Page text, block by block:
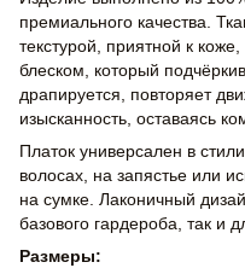
премиального качества.
текстурой, приятной к
блеском, который
драпируется, повторяет
изысканность, оставаясь
Платок универсален в
волосах, на запястье или
на сумке. Лаконичный
базового гардероба, так и
Размеры: